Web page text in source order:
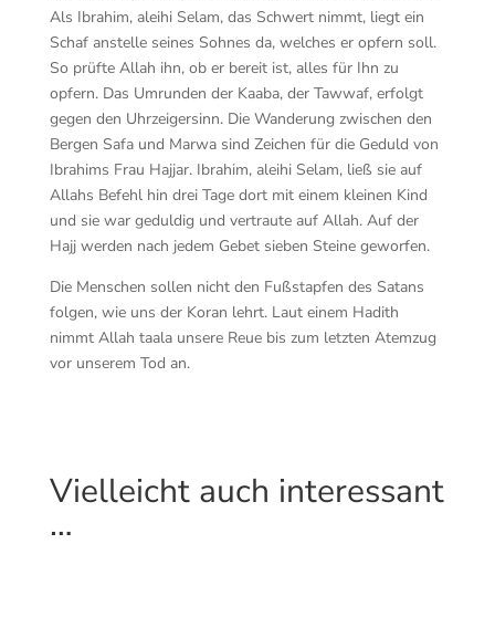
Als Ibrahim, aleihi Selam, das Schwert nimmt, liegt ein
Schaf anstelle seines Sohnes da, welches er opfern soll.
So prüfte Allah ihn, ob er bereit ist, alles für Ihn zu
opfern. Das Umrunden der Kaaba, der Tawwaf, erfolgt
gegen den Uhrzeigersinn. Die Wanderung zwischen den
Bergen Safa und Marwa sind Zeichen für die Geduld von
Ibrahims Frau Hajjar. Ibrahim, aleihi Selam, ließ sie auf
Allahs Befehl hin drei Tage dort mit einem kleinen Kind
und sie war geduldig und vertraute auf Allah. Auf der
Hajj werden nach jedem Gebet sieben Steine geworfen.
Die Menschen sollen nicht den Fußstapfen des Satans
folgen, wie uns der Koran lehrt. Laut einem Hadith
nimmt Allah taala unsere Reue bis zum letzten Atemzug
vor unserem Tod an.
Vielleicht auch interessant
…